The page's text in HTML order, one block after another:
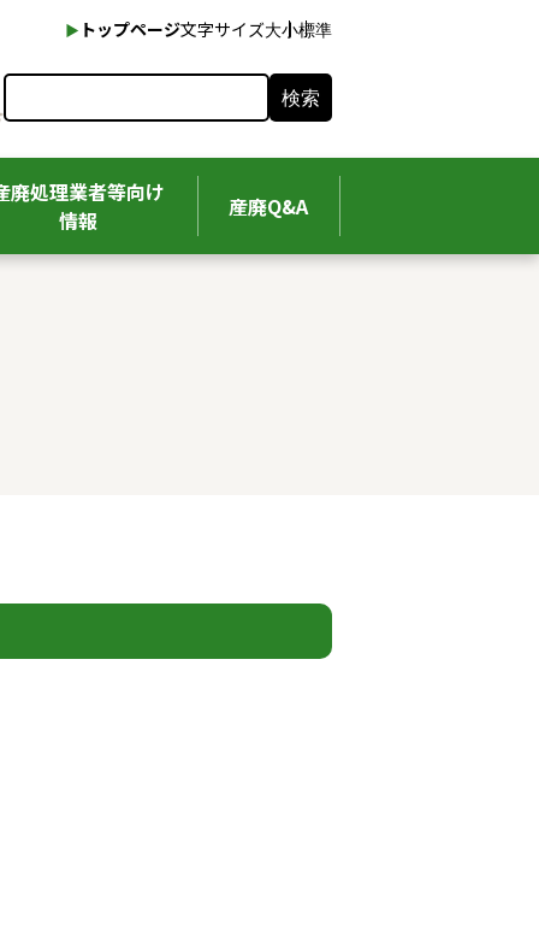
本文へ
トップページ文字サイズ大小標準
検索
廃処理業者等向け
情報
産廃Q&A